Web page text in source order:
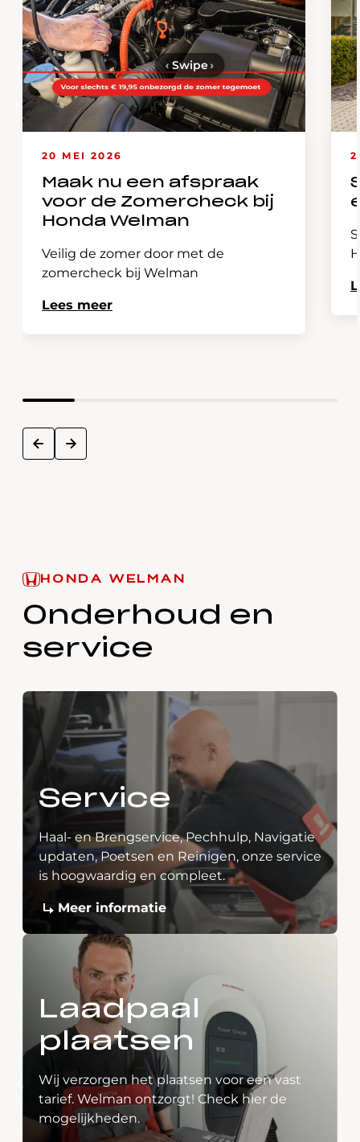
20 MEI 2026
Maak nu een afspraak
voor de Zomercheck bij
Honda Welman
Veilig de zomer door met de
zomercheck bij Welman
Lees meer
prev next
‹ Swipe›
HONDA WELMAN
Onderhoud en
service
Service
Haal- en Brengservice, Pechhulp, Navigatie
updaten, Poetsen en Reinigen, onze service
is hoogwaardig en compleet.
Meer informatie
Laadpaal
plaatsen
Wij verzorgen het plaatsen voor een vast
tarief. Welman ontzorgt! Check hier de
mogelijkheden.